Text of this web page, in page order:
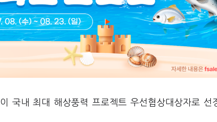
이 국내 최대 해상풍력 프로젝트 우선협상대상자로 선